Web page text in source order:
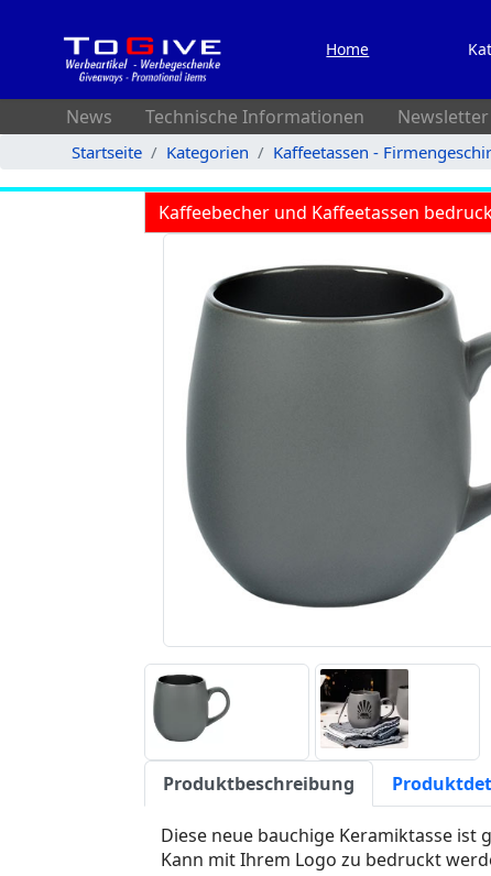
Home
News Technische Informationen Newsletter
Startseite Kategorien Kaffeetassen -
Kaffeebecher und Kaffeetassen
Produktbeschreibung
Diese neue bauchige Keramiktasse
Kann mit Ihrem Logo zu bedruckt